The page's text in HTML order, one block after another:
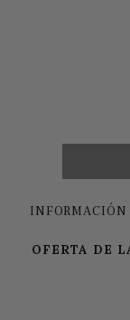
INFORMACIÓN
OFERTA DE